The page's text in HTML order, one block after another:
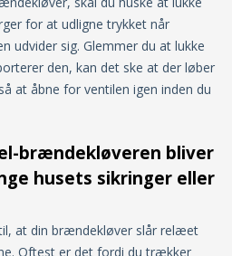
for at udligne trykket når
udvider sig. Glemmer du at lukke
den, kan det ske at der løber
at åbne for ventilen igen inden du
brændekløveren bliver
husets sikringer eller
at din brændekløver slår relæet
Oftest er det fordi du trækker